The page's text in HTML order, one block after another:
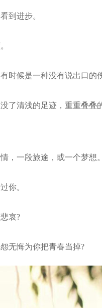
到进步。
候是一种没有说出口的
清浅的足迹，重重叠叠
一段旅途，或一个梦想。
你。
哀?
无悔为你把青春当掉?